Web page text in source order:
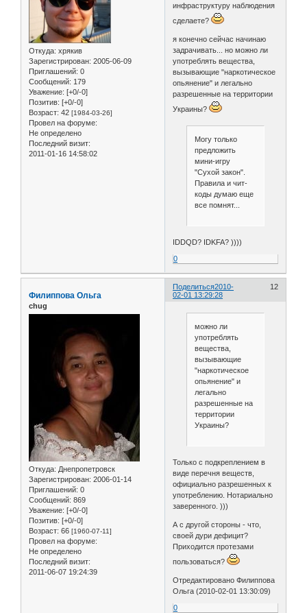
Откуда: хрякив
Зарегистрирован: 2005-06-09
Приглашений: 0
Сообщений: 179
Уважение: [+0/-0]
Позитив: [+0/-0]
Возраст: 42 [1984-03-26]
Провел на форуме:
Не определено
Последний визит:
2011-01-16 14:58:02
инфраструктуру наблюдения
сделаете?
я конечно сейчас начинаю
задрачивать... но можно ли
употреблять вещества,
вызывающие "наркотическое
опьянение" и легально
разрешенные на территории
Украины?
Могу только
предложить
мини-игру
"Сухой закон".
Правила и чит-
коды думаю еще
все помнят...
IDDQD? IDKFA? ))))
0
Поделиться 12
2010-
02-01 13:29:28
Филиппова Ольга
chug
Откуда: Днепропетровск
Зарегистрирован: 2006-01-14
Приглашений: 0
Сообщений: 869
Уважение: [+0/-0]
Позитив: [+0/-0]
Возраст: 66 [1960-07-11]
Провел на форуме:
Не определено
Последний визит:
2011-06-07 19:24:39
можно ли
употреблять
вещества,
вызывающие
"наркотическое
опьянение" и
легально
разрешенные на
территории
Украины?
Только с подкреплением в
виде перечня веществ,
официально разрешенных к
употреблению. Нотариально
заверенного. )))
А с другой стороны - что,
своей дури дефицит?
Приходится протезами
пользоваться?
Отредактировано Филиппова
Ольга (2010-02-01 13:30:09)
0